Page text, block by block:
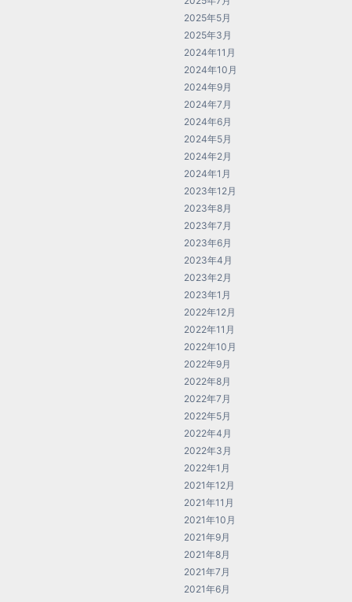
2025年5月
2025年3月
2024年11月
2024年10月
2024年9月
2024年7月
2024年6月
2024年5月
2024年2月
2024年1月
2023年12月
2023年8月
2023年7月
2023年6月
2023年4月
2023年2月
2023年1月
2022年12月
2022年11月
2022年10月
2022年9月
2022年8月
2022年7月
2022年5月
2022年4月
2022年3月
2022年1月
2021年12月
2021年11月
2021年10月
2021年9月
2021年8月
2021年7月
2021年6月